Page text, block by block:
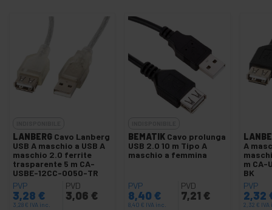
LANBERG Cavo Lanberg
USB A maschio a USB A
maschio 2.0 ferrite
trasparente 5 m CA-
USBE-12CC-0050-TR
PVP
3,28 €
3,28 € IVA inc.
PVD
3,06 €
BEMATIK Cavo prolunga
USB 2.0 10 m Tipo A
maschio a femmina
PVP
8,40 €
8,40 € IVA inc.
PVD
7,21 €
A
m CA-
BK
PVP
2,32
2,32 €